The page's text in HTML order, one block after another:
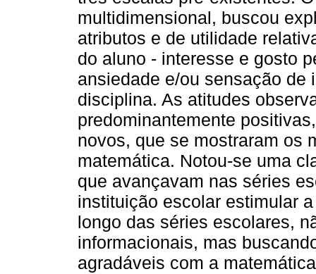
multidimensional, buscou
atributos e de utilidade
do aluno - interesse e gosto
ansiedade e/ou sensação de
disciplina. As atitudes
predominantemente
novos, que se mostraram os
matemática. Notou-se uma
que avançavam nas séries
instituição escolar estimular
longo das séries escolares,
informacionais, mas
agradáveis com a